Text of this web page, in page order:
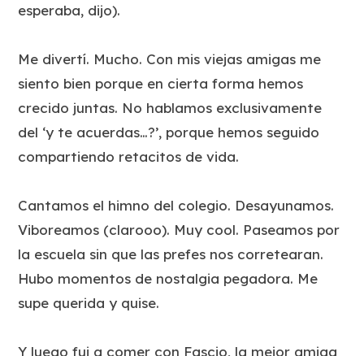
esperaba, dijo).
Me divertí. Mucho. Con mis viejas amigas me
siento bien porque en cierta forma hemos
crecido juntas. No hablamos exclusivamente
del ‘y te acuerdas…?’, porque hemos seguido
compartiendo retacitos de vida.
Cantamos el himno del colegio. Desayunamos.
Viboreamos (clarooo). Muy cool. Paseamos por
la escuela sin que las prefes nos corretearan.
Hubo momentos de nostalgia pegadora. Me
supe querida y quise.
Y luego fui a comer con Fascio, la mejor amiga